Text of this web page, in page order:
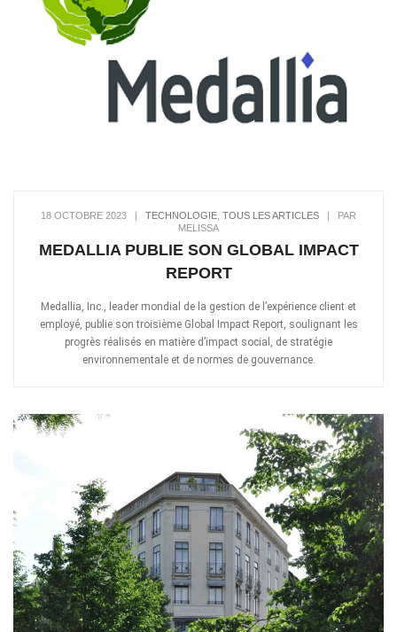
18 OCTOBRE 2023 | TECHNOLOGIE TOUS LES ARTICLES | PAR
MELISSA
MEDALLIA PUBLIE SON GLOBAL IMPACT
REPORT
Medallia, Inc., leader mondial de la gestion de l’expérience client et
employé, publie son troisième Global Impact Report, soulignant les
progrès réalisés en matière d’impact social, de stratégie
environnementale et de normes de gouvernance.